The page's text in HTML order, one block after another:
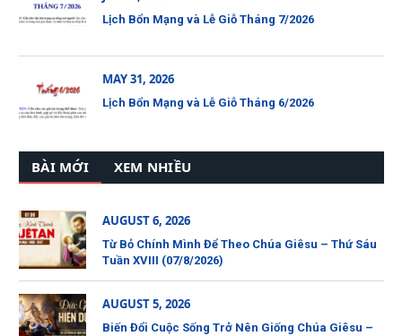
Lịch Bổn Mạng và Lễ Giỗ Tháng 7/2026
MAY 31, 2026
Lịch Bổn Mạng và Lễ Giỗ Tháng 6/2026
BÀI MỚI XEM NHIỀU
AUGUST 6, 2026
Từ Bỏ Chính Mình Để Theo Chúa Giêsu – Thứ Sáu
Tuần XVIII (07/8/2026)
AUGUST 5, 2026
Biến Đổi Cuộc Sống Trở Nên Giống Chúa Giêsu –